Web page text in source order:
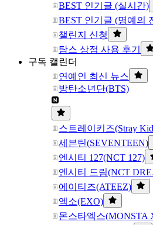
BEST 인기글 (실시간)
BEST 인기글 (명예의
챌린지 신청
탐스 상점 사용 후기
구독 캘린더
연예인 최신 뉴스
방탄소년단(BTS)
스트레이키즈(Stray
세븐틴(SEVENTEEN)
엔시티 127(NCT 127)
엔시티 드림(NCT
에이티즈(ATEEZ)
엑소(EXO)
몬스타엑스(MONSTA